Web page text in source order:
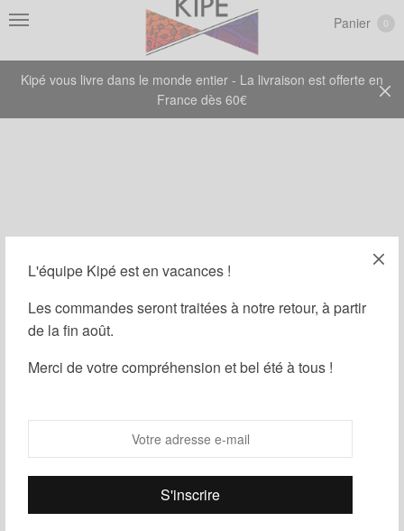
L'équipe Kipé est en vacances !
Les commandes seront traitées à notre retour, à partir
de la fin août.
Merci de votre compréhension et bel été à tous !
Kipé vous livre dans le monde entier - La livraison est offerte en
France dès 60€
Panier
Masque